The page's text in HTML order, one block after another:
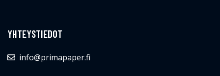
YHTEYSTIEDOT
info@primapaper.fi